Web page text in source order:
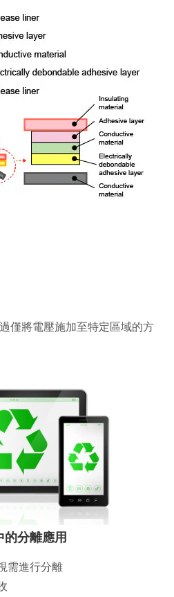
僅將電壓施加至特定區域的方
的分離應用
需進行分離